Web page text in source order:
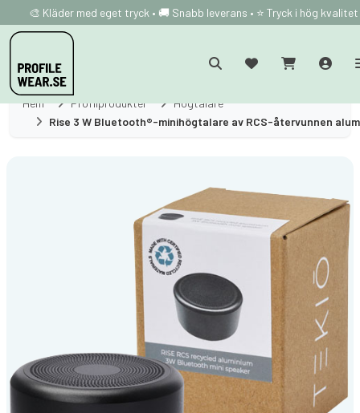
🎨 Kläder med eget tryck • 🚚 Snabb leverans • ⭐ Tryck i hög kvalitet
Hem Profilprodukter
Högtalare
Rise 3 W Bluetooth®-minihögtalare av RCS-återvunnen